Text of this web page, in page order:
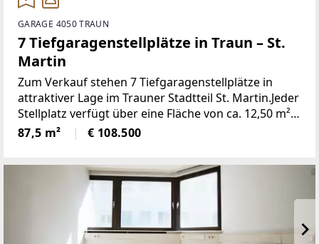
GARAGE 4050 TRAUN
7 Tiefgaragenstellplätze in Traun – St.
Martin
Zum Verkauf stehen 7 Tiefgaragenstellplätze in
attraktiver Lage im Trauner Stadtteil St. Martin.Jeder
Stellplatz verfügt über eine Fläche von ca. 12,50 m²
und eignet sich ideal für Pkw. Die Stellplätze
befinden sich in einer geschützten Tiefgarage
87,5 m² € 108.500